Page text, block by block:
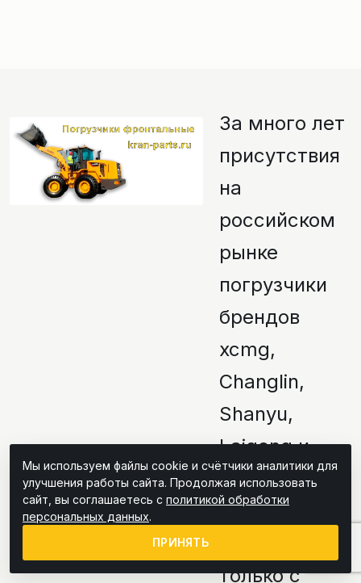
За много лет
присутствия
на
российском
рынке
погрузчики
брендов
xcmg,
Changlin,
Shanyu,
Laigong и
другие
зарекомендо
только с
Мы используем файлы cookie и счётчики аналитики для
улучшения работы сайта. Продолжая использовать
сайт, вы соглашаетесь с политикой обработки
персональных данных.
ПРИНЯТЬ